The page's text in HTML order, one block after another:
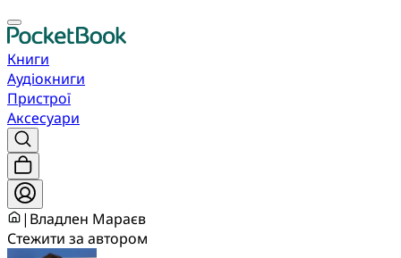
Книги
Аудіокниги
Пристрої
Аксесуари
| Владлен Мараєв
Стежити за автором